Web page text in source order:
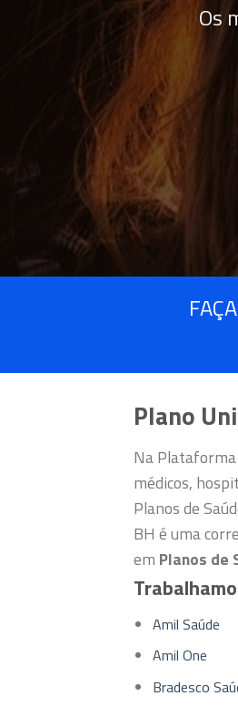
Os
Plano
Na
médicos,
Planos de
BH é uma
em Planos de
Amil Saúde
Amil One
Bradesco